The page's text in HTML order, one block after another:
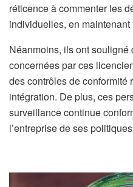
réticence à commenter les
individuelles, en
Néanmoins, ils ont
concernées par ces
des contrôles de conformité
intégration. De plus, ces
surveillance continue
l’entreprise de ses